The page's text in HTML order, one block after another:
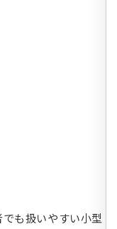
も扱いやすい小型